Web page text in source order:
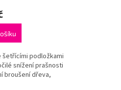
šetřícími podložkami
snížení prašnosti
broušení dřeva,